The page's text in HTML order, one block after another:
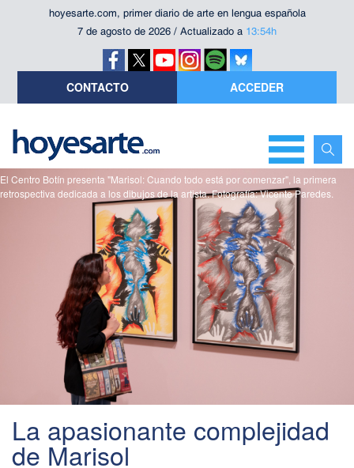
hoyesarte.com, primer diario de arte en lengua española
7 de agosto de 2026 / Actualizado a 13:54h
CONTACTO ACCEDER
El Centro Botín presenta "Marisol: Cuando todo está por comenzar", la primera
retrospectiva dedicada a los dibujos de la artista. Fotografía: Vicente Paredes.
La apasionante complejidad
de Marisol